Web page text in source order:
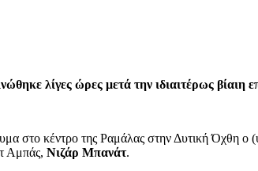
λίγες ώρες μετά την ιδιαιτέρως
κέντρο της Ραμάλας στην Δυτική Όχθη ο
Αμπάς, Νιζάρ Μπανάτ.